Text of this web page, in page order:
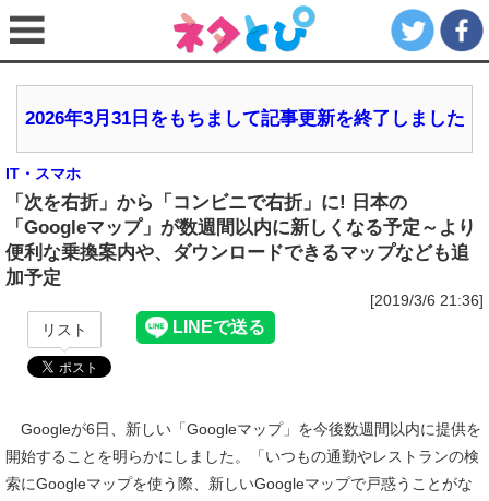
2026年3月31日をもちまして記事更新を終了しました
IT・スマホ
「次を右折」から「コンビニで右折」に! 日本の
「Googleマップ」が数週間以内に新しくなる予定～より
便利な乗換案内や、ダウンロードできるマップなども追
加予定
[2019/3/6 21:36]
リスト
Googleが6日、新しい「Googleマップ」を今後数週間以内に提供を
開始することを明らかにしました。「いつもの通勤やレストランの検
索にGoogleマップを使う際、新しいGoogleマップで戸惑うことがな